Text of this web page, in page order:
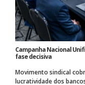
Campanha Nacional
fase decisiva
Movimento sindical
lucratividade dos